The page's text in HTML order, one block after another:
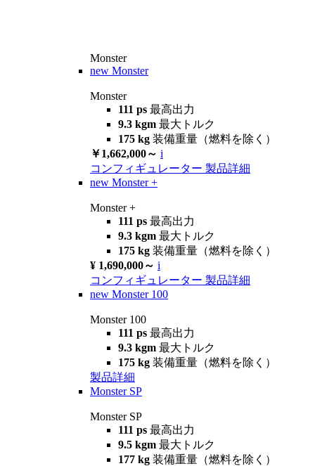
Monster
new Monster
Monster
111 ps 最高出力
9.3 kgm 最大トルク
175 kg 装備重量（燃料を除く）
￥1,662,000～ i
コンフィギュレーター 製品詳細
new Monster +
Monster +
111 ps 最高出力
9.3 kgm 最大トルク
175 kg 装備重量（燃料を除く）
¥ 1,690,000～ i
コンフィギュレーター 製品詳細
new Monster 100
Monster 100
111 ps 最高出力
9.3 kgm 最大トルク
175 kg 装備重量（燃料を除く）
製品詳細
Monster SP
Monster SP
111 ps 最高出力
9.5 kgm 最大トルク
177 kg 装備重量（燃料を除く）